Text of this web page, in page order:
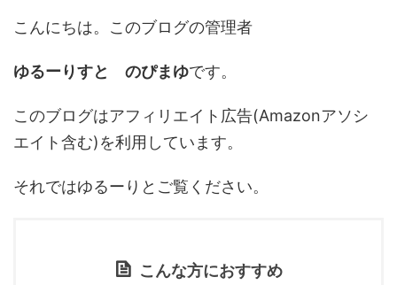
こんにちは。このブログの管理者
ゆるーりすと のぴまゆです。
このブログはアフィリエイト広告(Amazonアソシ
エイト含む)を利用しています。
それではゆるーりとご覧ください。
こんな方におすすめ